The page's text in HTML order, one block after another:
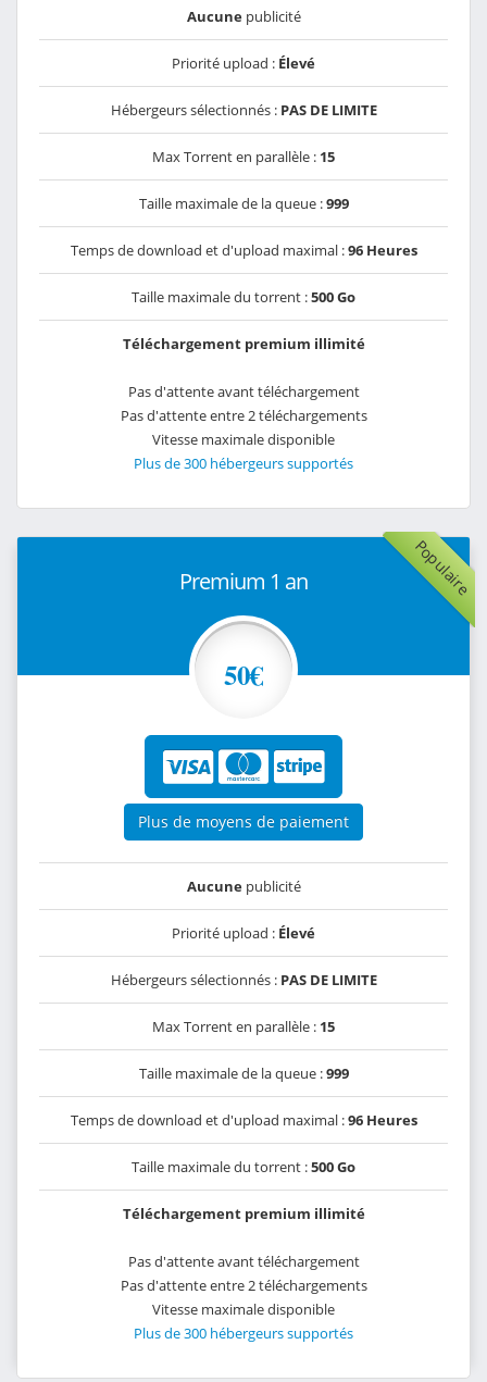
Aucunepublicité
Priorité upload : Élevé
Hébergeurs sélectionnés : PAS DE LIMITE
Max Torrent en parallèle : 15
Taille maximale de la queue :999
Temps de download et d'upload maximal :96 Heures
Taille maximale du torrent :500 Go
Téléchargement premium illimité
Pas d'attente avant téléchargement
Pas d'attente entre 2 téléchargements
Vitesse maximale disponible
Plus de 300 hébergeurs supportés
Populaire
Premium 1 an
50€
Plus de moyens de paiement
Aucunepublicité
Priorité upload : Élevé
Hébergeurs sélectionnés : PAS DE LIMITE
Max Torrent en parallèle : 15
Taille maximale de la queue :999
Temps de download et d'upload maximal :96 Heures
Taille maximale du torrent :500 Go
Téléchargement premium illimité
Pas d'attente avant téléchargement
Pas d'attente entre 2 téléchargements
Vitesse maximale disponible
Plus de 300 hébergeurs supportés